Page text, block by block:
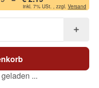
inkl. 7% USt. , zzgl. Versand
...